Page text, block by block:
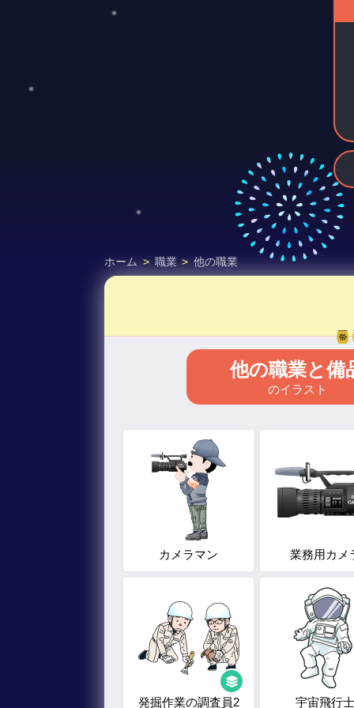
ホーム > 職業 > 他の職業
他の職業と備
のイラスト
カメラマン 業務用カメ
発掘作業の調査員2 宇宙飛行